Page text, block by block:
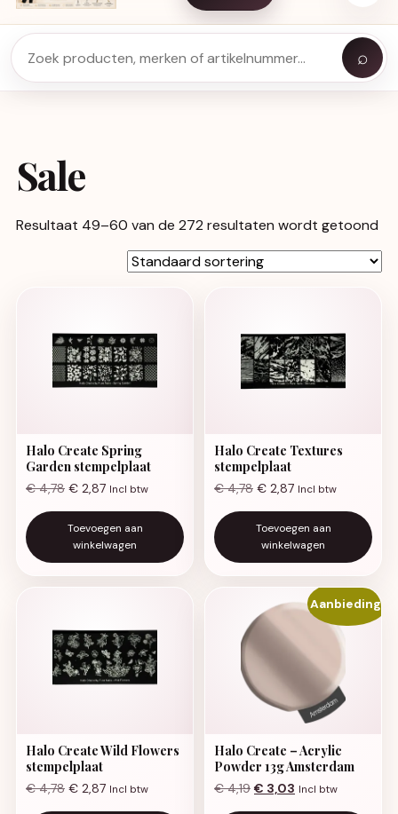
⌕
Sale
Resultaat 49–60 van de 272 resultaten wordt getoond
Halo Create Spring
Garden stempelplaat
€4,78 € 2,87 Incl btw
Toevoegen aan
winkelwagen
Halo Create Textures
stempelplaat
€4,78 € 2,87 Incl btw
Toevoegen aan
winkelwagen
Halo Create Wild Flowers
stempelplaat
€4,78 € 2,87 Incl btw
Aanbieding!
Halo Create – Acrylic
Powder 13g Amsterdam
€4,19 Oorspronkelijke prijs
€ 3,03 Huidige prijs is: €
Incl btw